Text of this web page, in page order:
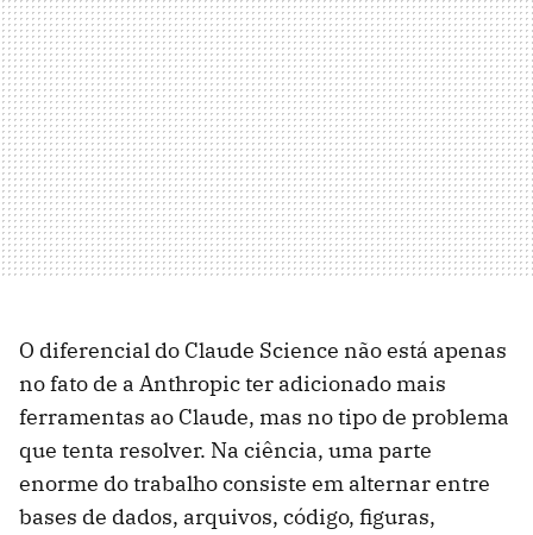
O diferencial do Claude Science não está apenas
no fato de a Anthropic ter adicionado mais
ferramentas ao Claude, mas no tipo de problema
que tenta resolver. Na ciência, uma parte
enorme do trabalho consiste em alternar entre
bases de dados, arquivos, código, figuras,